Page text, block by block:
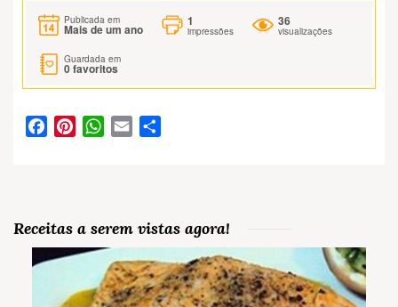
Publicada em
Mais de um ano
1
impressões
36
visualizações
Guardada em
0favoritos
FacebookPinterestWhatsApp
Email
Receitas a serem vistas agora!